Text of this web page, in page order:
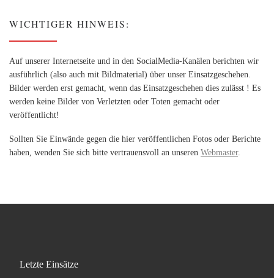
WICHTIGER HINWEIS:
Auf unserer Internetseite und in den SocialMedia-Kanälen berichten wir
ausführlich (also auch mit Bildmaterial) über unser Einsatzgeschehen.
Bilder werden erst gemacht, wenn das Einsatzgeschehen dies zulässt ! Es
werden keine Bilder von Verletzten oder Toten gemacht oder
veröffentlicht!
Sollten Sie Einwände gegen die hier veröffentlichen Fotos oder Berichte
haben, wenden Sie sich bitte vertrauensvoll an unseren Webmaster.
Letzte Einsätze